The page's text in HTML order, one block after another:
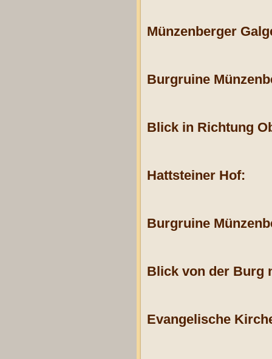
Münzenberger
Burgruine
Blick in Richtung
Hattsteiner Hof:
Burgruine
Blick von der Burg
Evangelische